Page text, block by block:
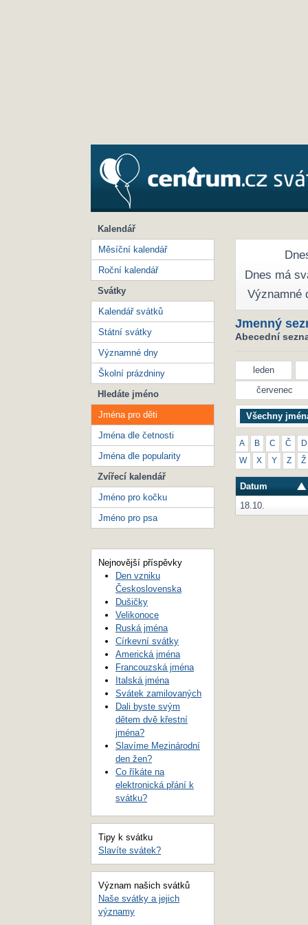
Dnes má
Významné
Jmenný
Abecední
leden
červenec
Všechny
A B C Č D
W X Y Z Ž
Datum
18.10.
Kalendář
Měsíční kalendář
Roční kalendář
Svátky
Kalendář svátků
Státní svátky
Významné dny
Školní prázdniny
Hledáte jméno
Jména pro děti
Jména dle četnosti
Jména dle popularity
Zvířecí kalendář
Jméno pro kočku
Jméno pro psa
Nejnovější příspěvky
Den vzniku
Československa
Dušičky
Velikonoce
Ruská jména
Církevní svátky
Americká jména
Francouzská jména
Italská jména
Svátek zamilovaných
Dali byste svým
dětem dvě křestní
jména?
Slavíme Mezinárodní
den žen?
Co říkáte na
elektronická přání k
svátku?
Tipy k svátku
Slavíte svátek?
Význam našich svátků
Naše svátky a jejich
významy